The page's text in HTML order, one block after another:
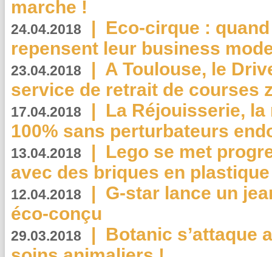
marche !
24.04.2018 | Eco-cirque :
repensent leur business
23.04.2018 | A Toulouse, le
service de retrait de courses
17.04.2018 | La Réjouisserie,
100% sans perturbateurs
13.04.2018 | Lego se met
avec des briques en
12.04.2018 | G-star lance un
éco-conçu
29.03.2018 | Botanic s’attaque